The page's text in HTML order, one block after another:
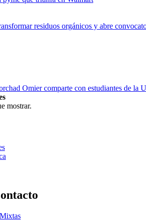
residuos orgánicos y abre
Omier comparte con estudiantes de la
mostrar.